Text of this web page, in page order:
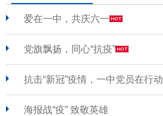
爱在一中，共庆六一
党旗飘扬，同心“抗疫”
抗击“新冠”疫情，一中党员在行动
海报战“疫” 致敬英雄